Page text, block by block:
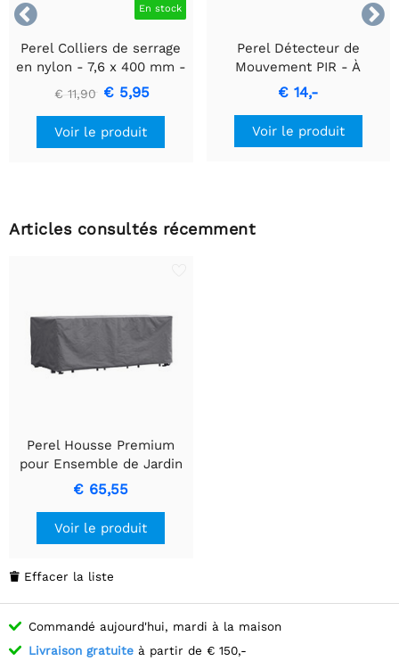

 En stock
Perel Colliers de serrage
en nylon - 7,6 x 400 mm -
noir - 100 pièces
€ 11,90 € 5,95
Voir le produit
Perel Détecteur de
Mouvement PIR - À
encastrer avec Détection
de Mouvement & Design
Encastré
€ 14,-
Voir le produit
Articles consultés récemment
Perel Housse Premium
pour Ensemble de Jardin
Rectangulaire
245x150x95cm
€ 65,55
Voir le produit
 Effacer la liste
Commandé aujourd'hui, mardi à la maison
Livraison gratuite à partir de € 150,-